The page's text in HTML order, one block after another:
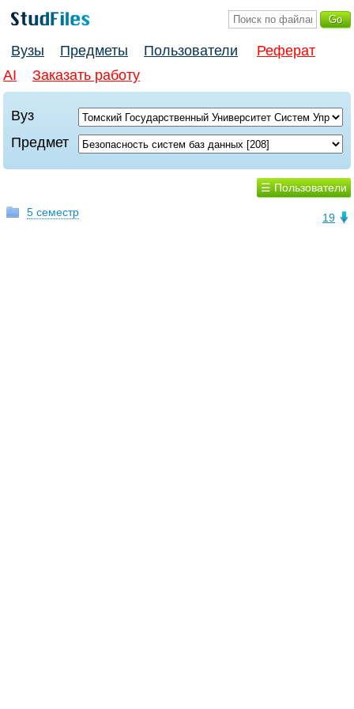
Вузы Предметы Пользователи
Реферат
AI
Заказать работу
Вуз
Предмет
☰ Пользователи
19
5 семестр